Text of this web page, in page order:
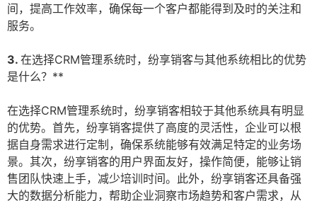
间，提高工作效率，确保每一个客户都能得到及时的关注和
服务。
3. 在选择CRM管理系统时，纷享销客与其他系统相比的优势
是什么？**
在选择CRM管理系统时，纷享销客相较于其他系统具有明显
的优势。首先，纷享销客提供了高度的灵活性，企业可以根
据自身需求进行定制，确保系统能够有效满足特定的业务场
景。其次，纷享销客的用户界面友好，操作简便，能够让销
售团队快速上手，减少培训时间。此外，纷享销客还具备强
大的数据分析能力，帮助企业洞察市场趋势和客户需求，从